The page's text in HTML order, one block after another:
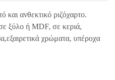
και ανθεκτικό ριζόχαρτο.
ξύλο ή MDF, σε κεριά,
χρώματα, υπέροχα